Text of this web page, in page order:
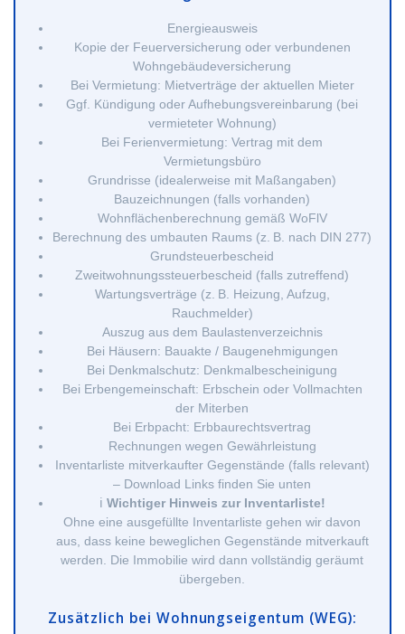
Energieausweis
Kopie der Feuerversicherung oder verbundenen
Wohngebäudeversicherung
Bei Vermietung: Mietverträge der aktuellen Mieter
Ggf. Kündigung oder Aufhebungsvereinbarung (bei
vermieteter Wohnung)
Bei Ferienvermietung: Vertrag mit dem
Vermietungsbüro
Grundrisse (idealerweise mit Maßangaben)
Bauzeichnungen (falls vorhanden)
Wohnflächenberechnung gemäß WoFlV
Berechnung des umbauten Raums (z. B. nach DIN 277)
Grundsteuerbescheid
Zweitwohnungssteuerbescheid (falls zutreffend)
Wartungsverträge (z. B. Heizung, Aufzug,
Rauchmelder)
Auszug aus dem Baulastenverzeichnis
Bei Häusern: Bauakte / Baugenehmigungen
Bei Denkmalschutz: Denkmalbescheinigung
Bei Erbengemeinschaft: Erbschein oder Vollmachten
der Miterben
Bei Erbpacht: Erbbaurechtsvertrag
Rechnungen wegen Gewährleistung
Inventarliste mitverkaufter Gegenstände (falls relevant)
– Download Links finden Sie unten
ℹ️ Wichtiger Hinweis zur Inventarliste!
Ohne eine ausgefüllte Inventarliste gehen wir davon
aus, dass keine beweglichen Gegenstände mitverkauft
werden. Die Immobilie wird dann vollständig geräumt
übergeben.
Zusätzlich bei Wohnungseigentum (WEG):